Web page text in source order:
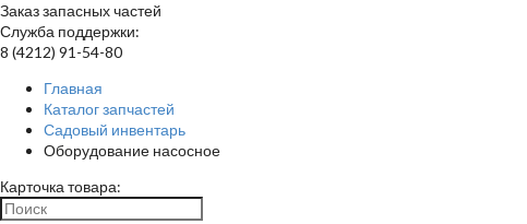
Заказ запасных частей
Служба поддержки:
8 (4212) 91-54-80
Главная
Каталог запчастей
Садовый инвентарь
Оборудование насосное
Карточка товара: